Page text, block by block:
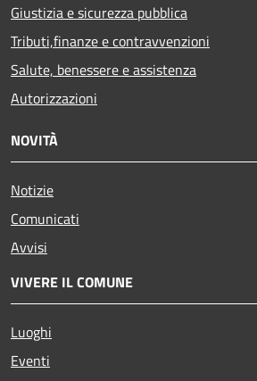
Giustizia e sicurezza pubblica
Tributi,finanze e contravvenzioni
Salute, benessere e assistenza
Autorizzazioni
NOVITÀ
Notizie
Comunicati
Avvisi
VIVERE IL COMUNE
Luoghi
Eventi